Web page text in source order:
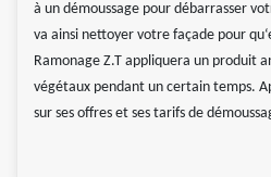
à un démoussage pour débarrasser
va ainsi nettoyer votre façade pour
Ramonage Z.T appliquera un produit
végétaux pendant un certain temps.
sur ses offres et ses tarifs de